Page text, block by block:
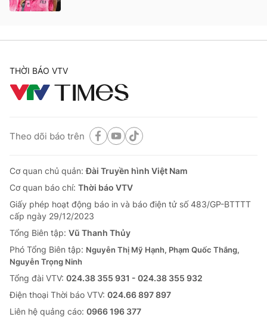
THỜI BÁO VTV
Theo dõi báo trên
Cơ quan chủ quản:Đài Truyền hình Việt Nam
Cơ quan báo chí: Thời báo VTV
Giấy phép hoạt động báo in và báo điện tử số 483/GP-BTTTT
cấp ngày 29/12/2023
Tổng Biên tập: Vũ Thanh Thủy
Phó Tổng Biên tập: Nguyễn Thị Mỹ Hạnh, Phạm Quốc Thắng,
Nguyễn Trọng Ninh
Tổng đài VTV: 024.38 355 931 - 024.38 355 932
Ðiện thoại Thời báo VTV: 024.66 897 897
Liên hệ quảng cáo: 0966 196 377